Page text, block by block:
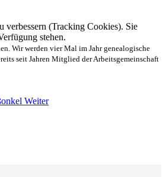
Wir werden vier Mal im Jahr genealogische
seit Jahren Mitglied der Arbeitsgemeinschaft
Weiter
verbessern (Tracking Cookies). Sie
stehen.